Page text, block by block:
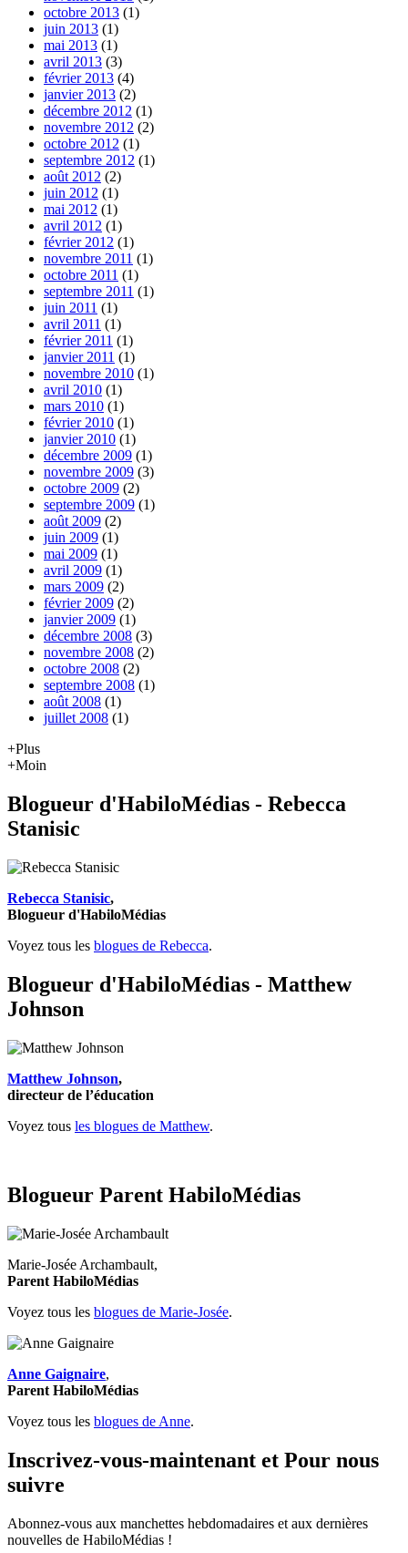
octobre 2013 (1)
juin 2013 (1)
mai 2013 (1)
avril 2013 (3)
février 2013 (4)
janvier 2013 (2)
décembre 2012 (1)
novembre 2012 (2)
octobre 2012 (1)
septembre 2012 (1)
août 2012 (2)
juin 2012 (1)
mai 2012 (1)
avril 2012 (1)
février 2012 (1)
novembre 2011 (1)
octobre 2011 (1)
septembre 2011 (1)
juin 2011 (1)
avril 2011 (1)
février 2011 (1)
janvier 2011 (1)
novembre 2010 (1)
avril 2010 (1)
mars 2010 (1)
février 2010 (1)
janvier 2010 (1)
décembre 2009 (1)
novembre 2009 (3)
octobre 2009 (2)
septembre 2009 (1)
août 2009 (2)
juin 2009 (1)
mai 2009 (1)
avril 2009 (1)
mars 2009 (2)
février 2009 (2)
janvier 2009 (1)
décembre 2008 (3)
novembre 2008 (2)
octobre 2008 (2)
septembre 2008 (1)
août 2008 (1)
juillet 2008 (1)
+Plus
+Moin
Blogueur d'HabiloMédias - Rebecca
Stanisic
Rebecca Stanisic,
Blogueur d'HabiloMédias
Voyez tous les blogues de Rebecca.
Blogueur d'HabiloMédias - Matthew
Johnson
Matthew Johnson,
directeur de l’éducation
Voyez tous les blogues de Matthew.
Blogueur Parent HabiloMédias
Marie-Josée Archambault,
Parent HabiloMédias
Voyez tous les blogues de Marie-Josée.
Anne Gaignaire,
Parent HabiloMédias
Voyez tous les blogues de Anne.
Inscrivez-vous-maintenant et Pour nous
suivre
Abonnez-vous aux manchettes hebdomadaires et aux dernières
nouvelles de HabiloMédias !